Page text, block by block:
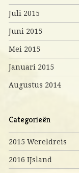
Juli 2015
Juni 2015
Mei 2015
Januari 2015
Augustus 2014
Categorieën
2015 Wereldreis
2016 IJsland